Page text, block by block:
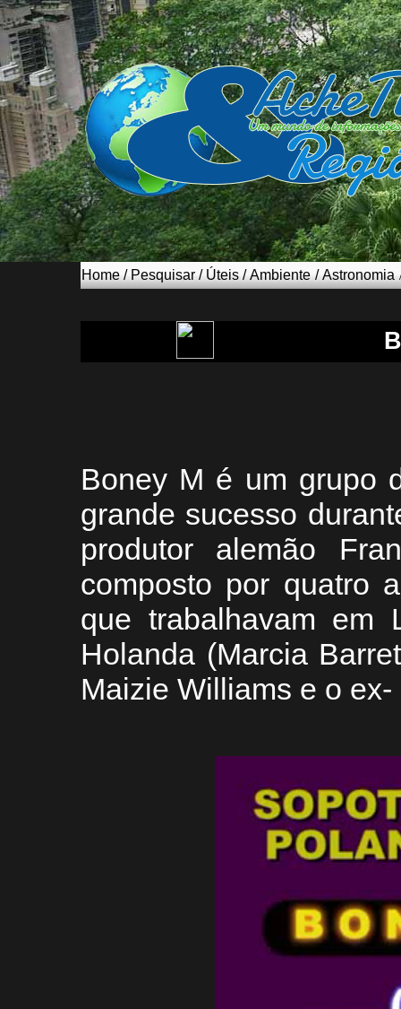
Home / Pesquisar / Úteis /Ambiente /Astronomia
Boney M é um grupo
grande sucesso
produtor alemão
composto por quatro
que trabalhavam em
Holanda (Marcia
Maizie Williams e o